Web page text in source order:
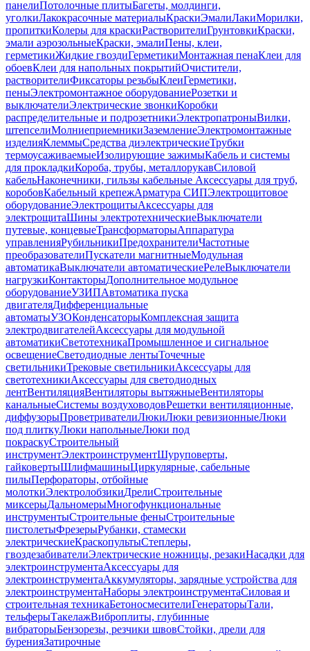
панелиПотолочные плитыБагеты, молдинги,
уголкиЛакокрасочные материалыКраскиЭмалиЛакиМорилки,
пропиткиКолеры для краскиРастворителиГрунтовкиКраски,
эмали аэрозольныеКраски, эмалиПены, клеи,
герметикиЖидкие гвоздиГерметикиМонтажная пенаКлеи для
обоевКлеи для напольных покрытийОчистители,
растворителиФиксаторы резьбыКлеиГерметики,
пеныЭлектромонтажное оборудованиеРозетки и
выключателиЭлектрические звонкиКоробки
распределительные и подрозетникиЭлектропатроныВилки,
штепселиМолниеприемникиЗаземлениеЭлектромонтажные
изделияКлеммыСредства диэлектрическиеТрубки
термоусаживаемыеИзолирующие зажимыКабель и системы
для прокладкиКороба, трубы, металлорукавСиловой
кабельНаконечники, гильзы кабельные Аксессуары для труб,
коробовКабельный крепежАрматура СИПЭлектрощитовое
оборудованиеЭлектрощитыАксессуары для
электрощитаШины электротехническиеВыключатели
путевые, концевыеТрансформаторыАппаратура
управленияРубильникиПредохранителиЧастотные
преобразователиПускатели магнитныеМодульная
автоматикаВыключатели автоматическиеРелеВыключатели
нагрузкиКонтакторыДополнительное модульное
оборудованиеУЗИПАвтоматика пуска
двигателяДифференциальные
автоматыУЗОКонденсаторыКомплексная защита
электродвигателейАксессуары для модульной
автоматикиСветотехникаПромышленное и сигнальное
освещениеСветодиодные лентыТочечные
светильникиТрековые светильникиАксессуары для
светотехникиАксессуары для светодиодных
лентВентиляцияВентиляторы вытяжныеВентиляторы
канальныеСистемы воздуховодовРешетки вентиляционные,
диффузорыПроветривателиЛюкиЛюки ревизионныеЛюки
под плиткуЛюки напольныеЛюки под
покраскуСтроительный
инструментЭлектроинструментШуруповерты,
гайковертыШлифмашиныЦиркулярные, сабельные
пилыПерфораторы, отбойные
молоткиЭлектролобзикиДрелиСтроительные
миксерыДальномерыМногофункциональные
инструментыСтроительные феныСтроительные
пистолетыФрезерыРубанки, стамески
электрическиеКраскопультыСтеплеры,
гвоздезабивателиЭлектрические ножницы, резакиНасадки для
электроинструментаАксессуары для
электроинструментаАккумуляторы, зарядные устройства для
электроинструментаНаборы электроинструментаСиловая и
строительная техникаБетоносмесителиГенераторыТали,
тельферыТакелажВиброплиты, глубинные
вибраторыБензорезы, резчики швовСтойки, дрели для
буренияЗатирочные